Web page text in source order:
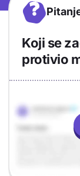
?
Koji se
protivio
Odgovor
Objašnjenje